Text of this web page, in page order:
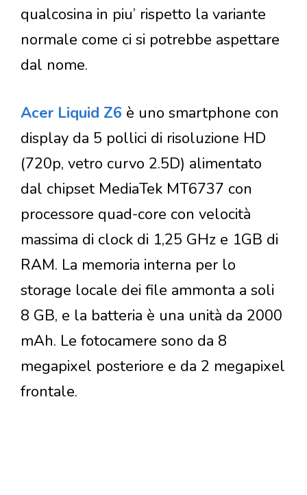
qualcosina in piu’ rispetto la variante
normale come ci si potrebbe aspettare
dal nome.
Acer Liquid Z6 è uno smartphone con
display da 5 pollici di risoluzione HD
(720p, vetro curvo 2.5D) alimentato
dal chipset MediaTek MT6737 con
processore quad-core con velocità
massima di clock di 1,25 GHz e 1GB di
RAM. La memoria interna per lo
storage locale dei file ammonta a soli
8 GB, e la batteria è una unità da 2000
mAh. Le fotocamere sono da 8
megapixel posteriore e da 2 megapixel
frontale.